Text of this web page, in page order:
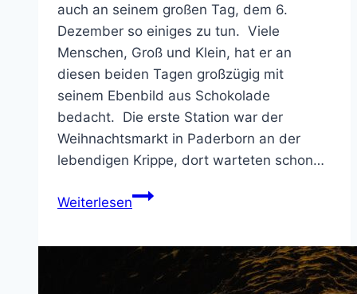
auch an seinem großen Tag, dem 6.
Dezember so einiges zu tun. Viele
Menschen, Groß und Klein, hat er an
diesen beiden Tagen großzügig mit
seinem Ebenbild aus Schokolade
bedacht. Die erste Station war der
Weihnachtsmarkt in Paderborn an der
lebendigen Krippe, dort warteten schon…
WeiterlesenDer
City